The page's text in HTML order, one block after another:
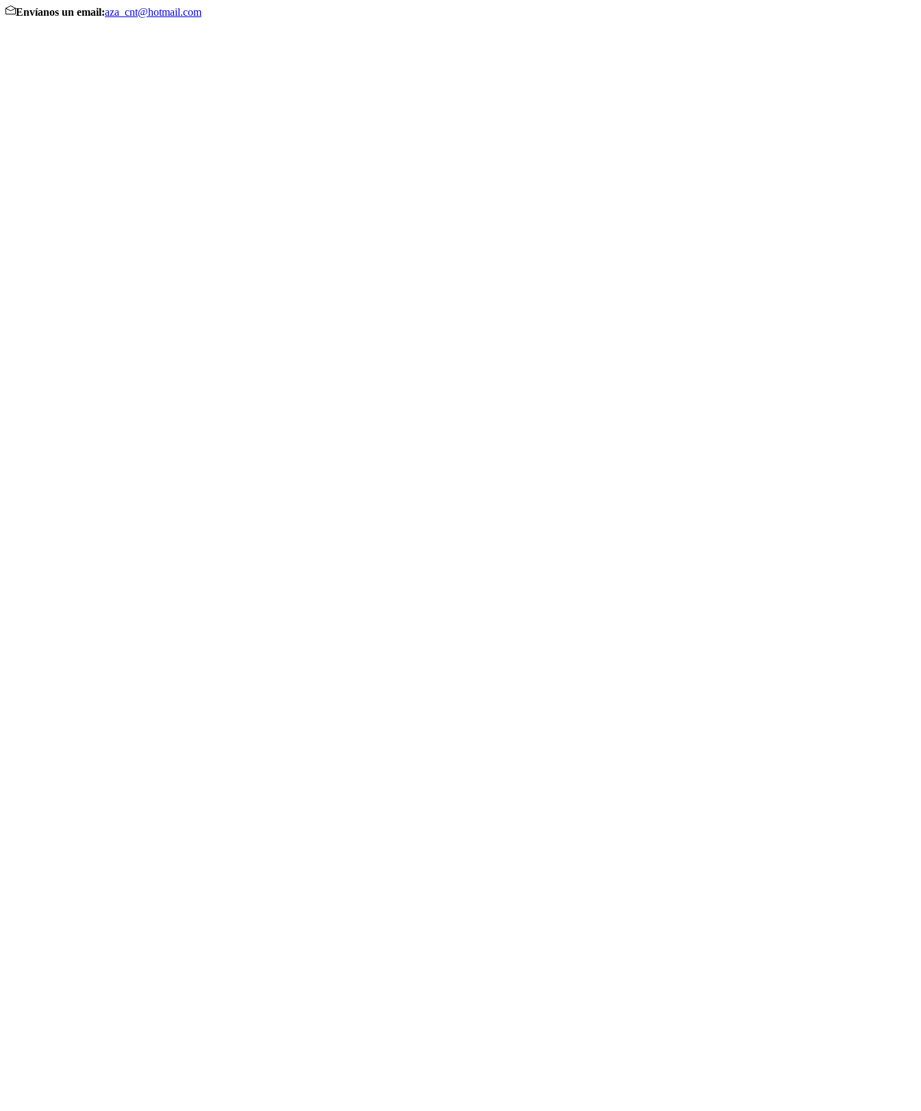
Envíanos un email:aza_cnt@hotmail.com